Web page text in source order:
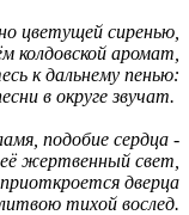
цветущей сиренью,
колдовской аромат,
к дальнему пенью:
в округе звучат.
подобие сердца -
жертвенный свет,
дверца
тихой вослед.